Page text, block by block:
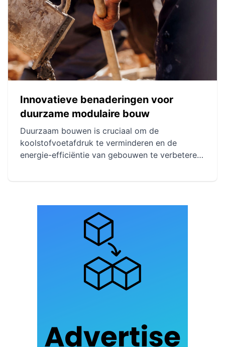
moderne CAD-tools simulatiemogelijkheden,
virtual reality en projectbeheer, en
revolutioneren ze modulaire bouw.
Innovatieve benaderingen voor
duurzame modulaire bouw
Duurzaam bouwen is cruciaal om de
koolstofvoetafdruk te verminderen en de
energie-efficiëntie van gebouwen te verbeteren.
en de middeleeuwse stad Montcornet illustreren
Praktijken zoals het gebruik van
milieuvriendelijke materialen en efficiënt beheer
van hulpbronnen bewijzen hun effectiviteit in
verschillende contexten.